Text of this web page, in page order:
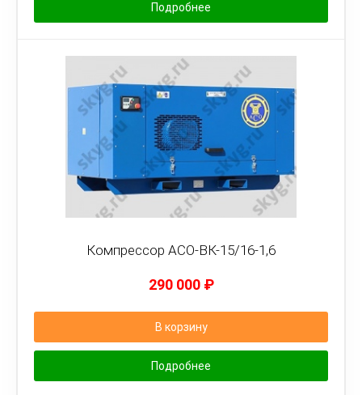
Подробнее
Компрессор АСО-ВК-15/16-1,6
290 000 ₽
В корзину
Подробнее